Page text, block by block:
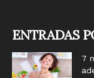
ENTRADAS
7